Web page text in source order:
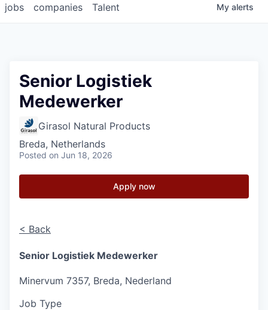
jobs companies Talent My alerts
Senior Logistiek
Medewerker
Girasol Natural Products
Breda, Netherlands
Posted on Jun 18, 2026
Apply now
< Back
Senior Logistiek Medewerker
Minervum 7357, Breda, Nederland
Job Type